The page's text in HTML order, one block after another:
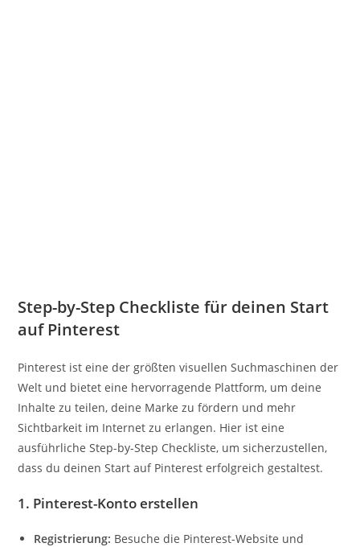
Step-by-Step Checkliste für deinen Start
auf Pinterest
Pinterest ist eine der größten visuellen Suchmaschinen der
Welt und bietet eine hervorragende Plattform, um deine
Inhalte zu teilen, deine Marke zu fördern und mehr
Sichtbarkeit im Internet zu erlangen. Hier ist eine
ausführliche Step-by-Step Checkliste, um sicherzustellen,
dass du deinen Start auf Pinterest erfolgreich gestaltest.
1. Pinterest-Konto erstellen
Registrierung: Besuche die Pinterest-Website und